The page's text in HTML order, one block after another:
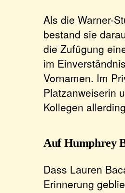
Als die Warner-
bestand sie
die Zufügung
im
Vornamen. Im
Platzanweiserin
Kollegen
Auf Humphrey
Dass Lauren
Erinnerung